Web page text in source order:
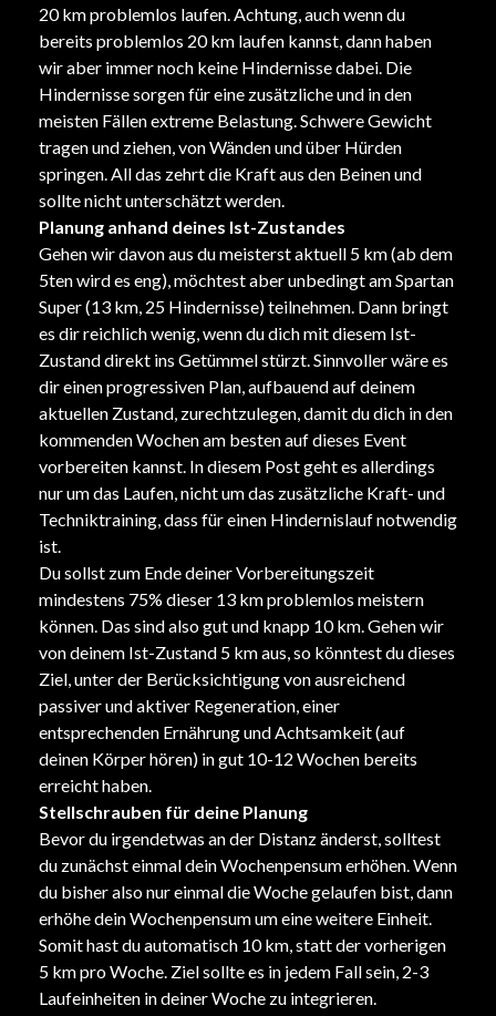
20 km problemlos laufen. Achtung, auch wenn du
bereits problemlos 20 km laufen kannst, dann haben
wir aber immer noch keine Hindernisse dabei. Die
Hindernisse sorgen für eine zusätzliche und in den
meisten Fällen extreme Belastung. Schwere Gewicht
tragen und ziehen, von Wänden und über Hürden
springen. All das zehrt die Kraft aus den Beinen und
sollte nicht unterschätzt werden.
Planung anhand deines Ist-Zustandes
Gehen wir davon aus du meisterst aktuell 5 km (ab dem
5ten wird es eng), möchtest aber unbedingt am Spartan
Super (13 km, 25 Hindernisse) teilnehmen. Dann bringt
es dir reichlich wenig, wenn du dich mit diesem Ist-
Zustand direkt ins Getümmel stürzt. Sinnvoller wäre es
dir einen progressiven Plan, aufbauend auf deinem
aktuellen Zustand, zurechtzulegen, damit du dich in den
kommenden Wochen am besten auf dieses Event
vorbereiten kannst. In diesem Post geht es allerdings
nur um das Laufen, nicht um das zusätzliche Kraft- und
Techniktraining, dass für einen Hindernislauf notwendig
ist.
Du sollst zum Ende deiner Vorbereitungszeit
mindestens 75% dieser 13 km problemlos meistern
können. Das sind also gut und knapp 10 km. Gehen wir
von deinem Ist-Zustand 5 km aus, so könntest du dieses
Ziel, unter der Berücksichtigung von ausreichend
passiver und aktiver Regeneration, einer
entsprechenden Ernährung und Achtsamkeit (auf
deinen Körper hören) in gut 10-12 Wochen bereits
erreicht haben.
Stellschrauben für deine Planung
Bevor du irgendetwas an der Distanz änderst, solltest
du zunächst einmal dein Wochenpensum erhöhen. Wenn
du bisher also nur einmal die Woche gelaufen bist, dann
erhöhe dein Wochenpensum um eine weitere Einheit.
Somit hast du automatisch 10 km, statt der vorherigen
5 km pro Woche. Ziel sollte es in jedem Fall sein, 2-3
Laufeinheiten in deiner Woche zu integrieren.